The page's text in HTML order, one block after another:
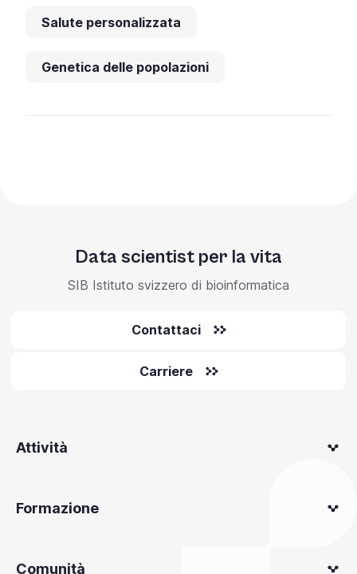
Salute personalizzata
Genetica delle popolazioni
Data scientist per la vita
SIB Istituto svizzero di bioinformatica
Contattaci
Carriere
Attività
Formazione
Comunità